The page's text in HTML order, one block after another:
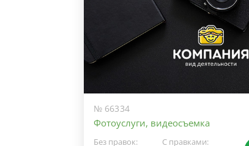
№ 66334
Фотоуслуги, видеосъемка
Без правок: С правками: